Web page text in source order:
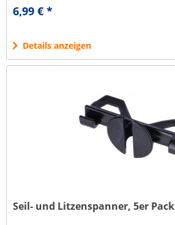
6,99 € *
Details anzeigen
Seil- und Litzenspanner, 5er Pack